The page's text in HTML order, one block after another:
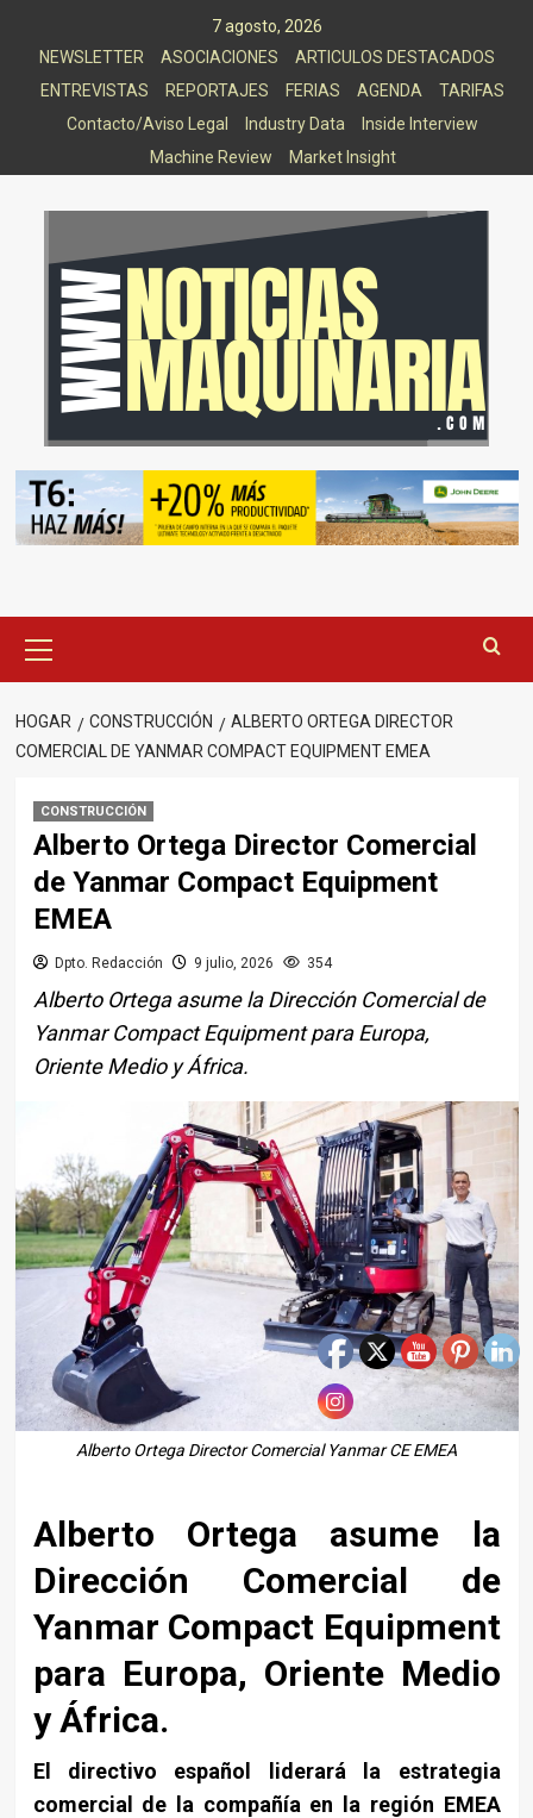
7 agosto, 2026
NEWSLETTER
ASOCIACIONES
ARTICULOS DESTACADOS
ENTREVISTAS
REPORTAJES FERIAS AGENDA
TARIFAS
Contacto/Aviso Legal
Industry Data
Inside Interview
Machine Review
Market Insight
principal
HOGAR CONSTRUCCIÓN
ALBERTO ORTEGA DIRECTOR
COMERCIAL DE YANMAR COMPACT EQUIPMENT EMEA
CONSTRUCCIÓN
Alberto Ortega Director Comercial
de Yanmar Compact Equipment
EMEA
Dpto. Redacción 9 julio, 2026 354
Alberto Ortega asume la Dirección Comercial de
Yanmar Compact Equipment para Europa,
Oriente Medio y África.
Alberto Ortega Director Comercial Yanmar CE EMEA
Alberto Ortega asume la
Dirección Comercial de
Yanmar Compact Equipment
para Europa, Oriente Medio
y África.
El directivo español liderará la estrategia
comercial de la compañía en la región EMEA